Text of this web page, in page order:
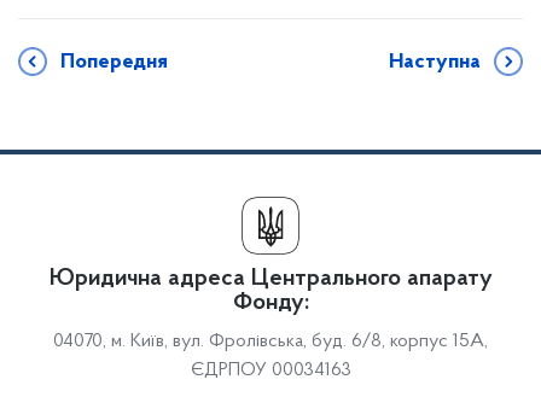
Попередня Наступна
Юридична адреса Центрального апарату
Фонду:
04070, м. Київ, вул. Фролівська, буд. 6/8, корпус 15А,
ЄДРПОУ 00034163